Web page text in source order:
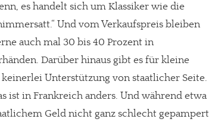
es handelt sich um Klassiker wie die
Und vom Verkaufspreis bleiben
auch mal 30 bis 40 Prozent in
Darüber hinaus gibt es für kleine
keinerlei Unterstützung von staatlicher Seite.
ist in Frankreich anders. Und während etwa
Geld nicht ganz schlecht gepampert